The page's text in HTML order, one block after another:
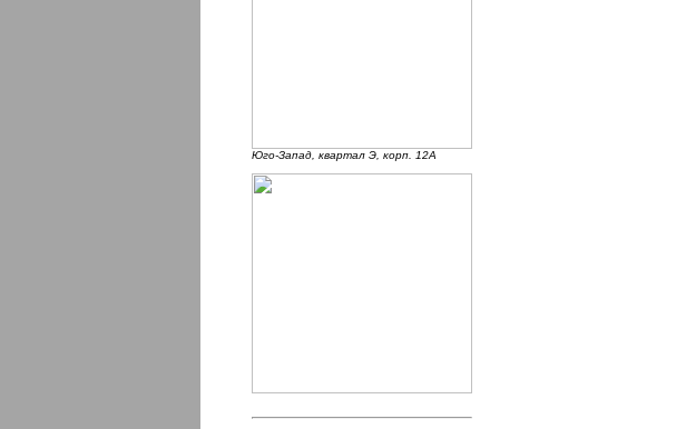
Юго-Запад, квартал Э, корп. 12А